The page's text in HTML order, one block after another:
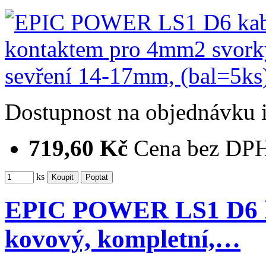
Dostupnost na objednávku
719,60 Kč Cena bez
ks
EPIC POWER LS1
kovový, kompletní,…